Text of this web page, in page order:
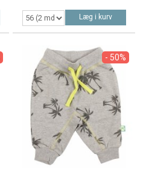
Læg i kurv
- 50%